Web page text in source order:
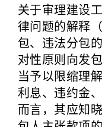
关于审理建设
律问题的解释
包、违法分包
对性原则向发
当予以限缩理
利息、违约金
而言，其应知